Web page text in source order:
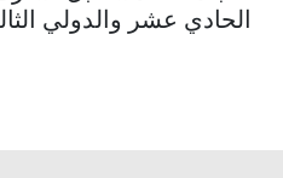
الحادي عشر والدولي